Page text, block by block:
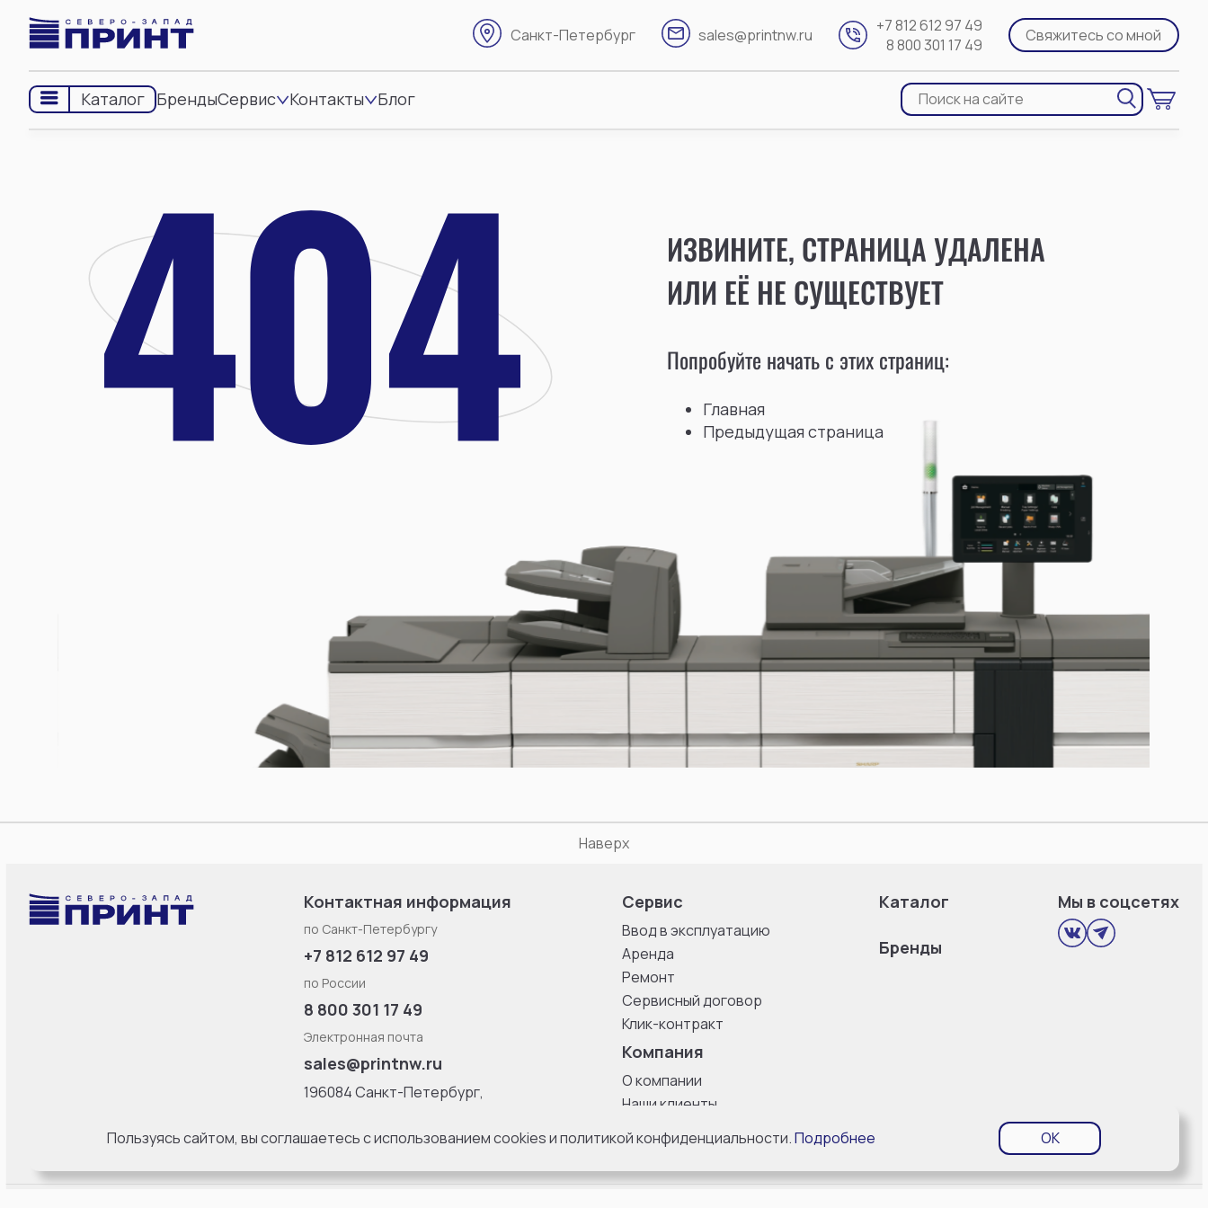
Санкт-Петербург sales@printnw.ru
+7 812 612 97 49
8 800 301 17 49
Свяжитесь со мной
Каталог БрендыСервис Контакты Блог
ИЗВИНИТЕ, СТРАНИЦА УДАЛЕНА
ИЛИ ЕЁ НЕ СУЩЕСТВУЕТ
Попробуйте начать с этих страниц:
Главная
Предыдущая страница
Наверх
Контактная информация
по Санкт-Петербургу
+7 812 612 97 49
по России
8 800 301 17 49
Электронная почта
sales@printnw.ru
196084 Санкт-Петербург,
литерa Б, офис 8 с 10:00 до
Сервис
Ввод в эксплуатацию
Аренда
Ремонт
Сервисный договор
Клик-контракт
Компания
О компании
Наши клиенты
Каталог
Бренды
Мы в соцсетях
Пользуясь сайтом, вы соглашаетесь с использованием cookies и политикой конфиденциальности.Подробнее OK